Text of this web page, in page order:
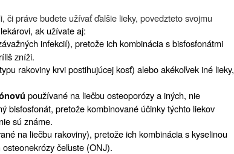
či právebudete užívať ďalšie lieky, povedzteto svojmu
ak užívate aj:
infekcií), pretože ich kombinácia s bisfosfonátmi
zníži.
rakoviny krvi postihujúcej kosť) alebo akékoľvek iné lieky,
používané na liečbu osteoporózy a iných, nie
bisfosfonát, pretože kombinované účinky týchto liekov
sú známe.
na liečbu rakoviny), pretože ich kombinácia s kyselinou
čeľuste (ONJ).